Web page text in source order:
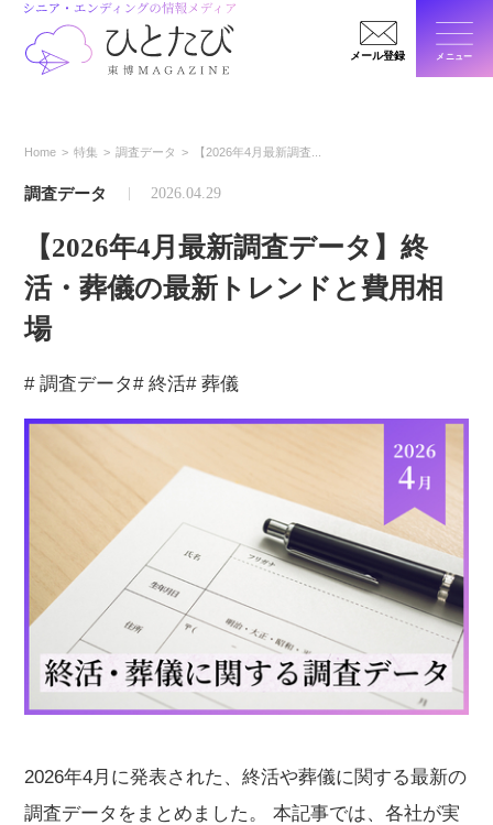
メール登録 メニュー
Home 特集 調査データ 【2026年4月最新調査...
調査データ 2026.04.29
【2026年4月最新調査データ】終
活・葬儀の最新トレンドと費用相
場
# 調査データ# 終活# 葬儀
2026年4月に発表された、終活や葬儀に関する最新の
調査データをまとめました。 本記事では、各社が実